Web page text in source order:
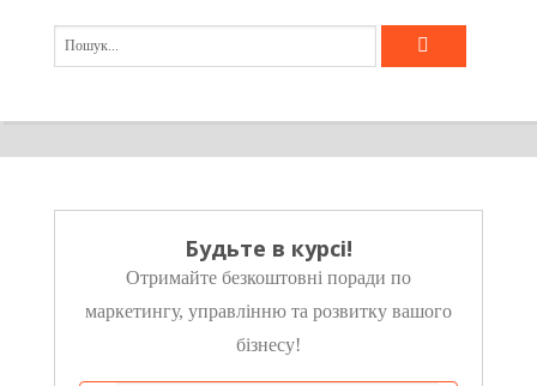
Будьте в курсі!
Отримайте безкоштовні поради по
маркетингу, управлінню та розвитку вашого
бізнесу!